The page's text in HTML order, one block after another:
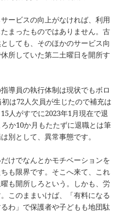
ービスの向上がなければ、利用
まったものではありません。古
しても、そのほかのサービス向
所していた第二土曜日を開所す
導員の執行体制は現状でもボロ
は72人欠員が生じたので補充は
人がすでに2023年1月現在で退
か10か月もたたずに退職とは筆
別として、異常事態です。
けでなんとかモチベーションを
も限界です。そこへ来て、これ
も開所しろという。しかも、労
このままいけば、「有料になる
わ」で保護者や子どもも地団駄